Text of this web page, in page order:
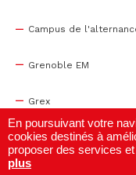
Campus de
Grenoble EM
Grex
WTC Grenoble
En poursuivant votre
cookies destinés à
proposer des services
plus